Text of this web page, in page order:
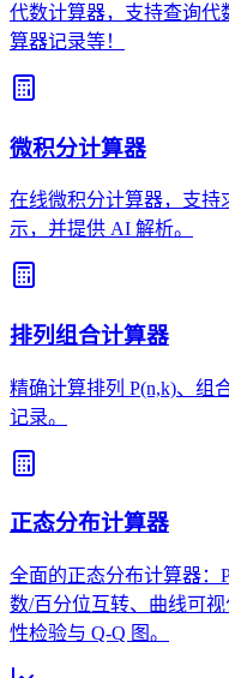
代数计算器，支持查询代
算器记录等！
微积分计算器
在线微积分计算器，支持
示，并提供 AI 解析。
排列组合计算器
精确计算排列 P(n,k)、组
记录。
正态分布计算器
全面的正态分布计算器：
数/百分位互转、曲线可
性检验与 Q-Q 图。